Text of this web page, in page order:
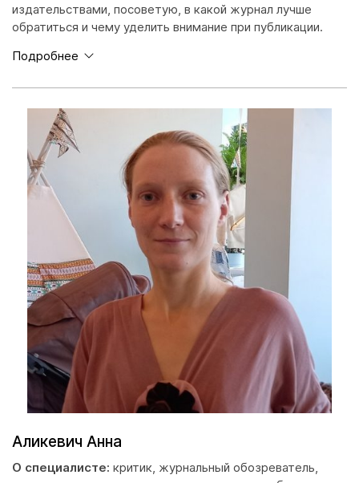
издательствами, посоветую, в какой журнал лучше
обратиться и чему уделить внимание при публикации.
Подробнее
Аликевич Анна
О специалисте: критик, журнальный обозреватель,